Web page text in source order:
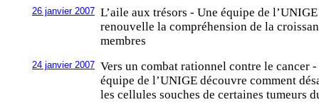
26 janvier 2007 L’aile aux trésors - Une équipe de l’UNIGE
renouvelle la compréhension de la
membres
24 janvier 2007 Vers un combat rationnel contre le cancer
équipe de l’UNIGE découvre comment
les cellules souches de certaines tumeurs